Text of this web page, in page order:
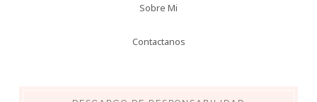
Sobre Mi
Contactanos